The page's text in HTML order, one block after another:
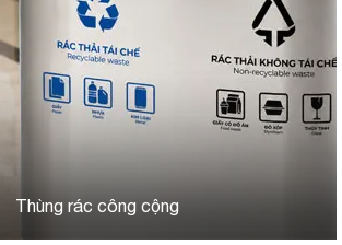
Thùng rác công cộng